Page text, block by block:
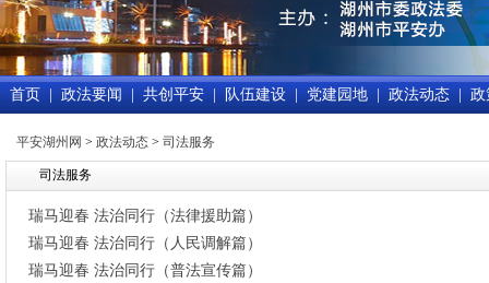
首页 政法要闻 共创平安 队伍建设 党建园地 政法动态 政
平安湖州网 > 政法动态 > 司法服务
司法服务
瑞马迎春 法治同行（法律援助篇）
瑞马迎春 法治同行（人民调解篇）
瑞马迎春 法治同行（普法宣传篇）